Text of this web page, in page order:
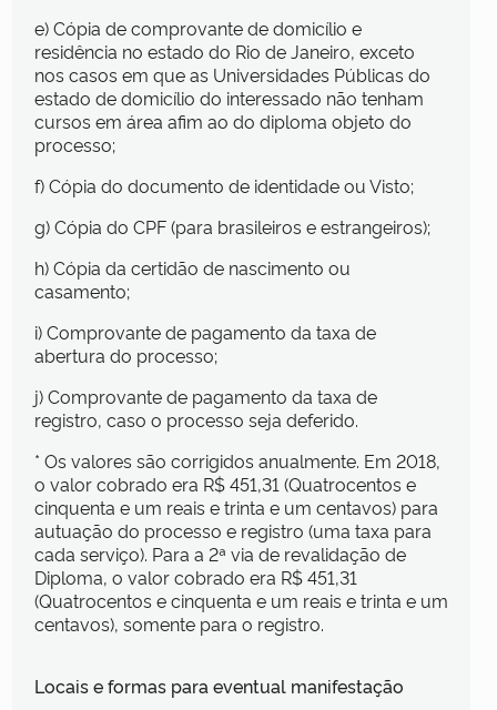
e) Cópia de comprovante de domicílio e
residência no estado do Rio de Janeiro, exceto
nos casos em que as Universidades Públicas do
estado de domicílio do interessado não tenham
cursos em área afim ao do diploma objeto do
processo;
f) Cópia do documento de identidade ou Visto;
g) Cópia do CPF (para brasileiros e estrangeiros);
h) Cópia da certidão de nascimento ou
casamento;
i) Comprovante de pagamento da taxa de
abertura do processo;
j) Comprovante de pagamento da taxa de
registro, caso o processo seja deferido.
* Os valores são corrigidos anualmente. Em 2018,
o valor cobrado era R$ 451,31 (Quatrocentos e
cinquenta e um reais e trinta e um centavos) para
autuação do processo e registro (uma taxa para
cada serviço). Para a 2ª via de revalidação de
Diploma, o valor cobrado era R$ 451,31
(Quatrocentos e cinquenta e um reais e trinta e um
centavos), somente para o registro.
Locais e formas para eventual manifestação